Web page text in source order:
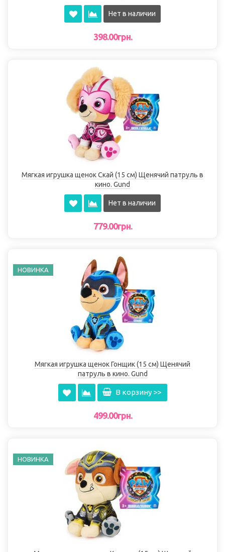
Нет в наличии
398.00грн.
Мягкая игрушка щенок Скай (15 см) Щенячий патруль в
кино. Gund
Нет в наличии
779.00грн.
НОВИНКА
Мягкая игрушка щенок Гонщик (15 см) Щенячий
патруль в кино. Gund
В корзину >>
499.00грн.
НОВИНКА